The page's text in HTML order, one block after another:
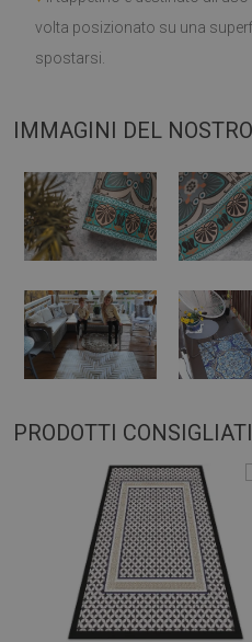
volta posizionato su una
spostarsi.
IMMAGINI DEL
PRODOTTI CONSIGLIATI